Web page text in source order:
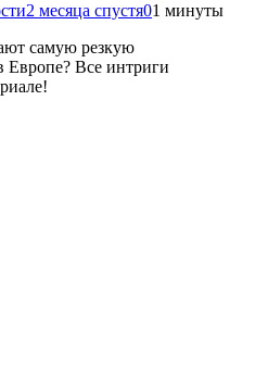
2 месяца спустя01 минуты
самую резкую
Европе? Все интриги